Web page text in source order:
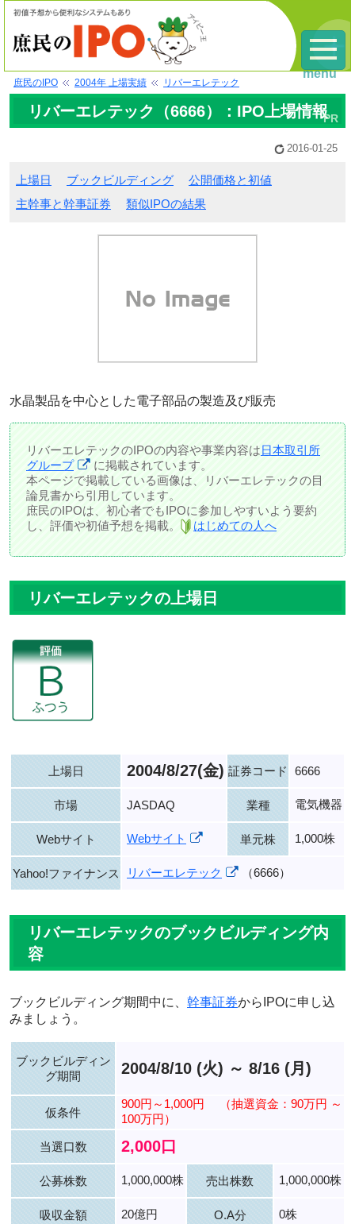
庶民のIPO 2004年 上場実績 リバーエレテック
リバーエレテック（6666）：IPO上場情報
2016-01-25
上場日 ブックビルディング
公開価格と初値
主幹事と幹事証券
類似IPOの結果
水晶製品を中心とした電子部品の製造及び販売
リバーエレテックのIPOの内容や事業内容は日本取引所
グループ
に掲載されています。
本ページで掲載している画像は、リバーエレテックの目
論見書から引用しています。
庶民のIPOは、初心者でもIPOに参加しやすいよう要約
し、評価や初値予想を掲載。
はじめての人へ
リバーエレテックの上場日
上場日 2004/8/27(金) 証券コード 6666
市場 JASDAQ 業種 電気機器
Webサイト Webサイト 単元株 1,000株
Yahoo!ファイナンス リバーエレテック （6666）
リバーエレテックのブックビルディング内
容
ブックビルディング期間中に、 幹事証券からIPOに申し込
みましょう。
ブックビルディン
グ期間
2004/8/10 (火) ～ 8/16 (月)
仮条件
900円～1,000円
（抽選資金：90万円 ～
100万円）
当選口数 2,000口
公募株数 1,000,000株 売出株数 1,000,000株
吸収金額 20億円 O.A分 0株
menu